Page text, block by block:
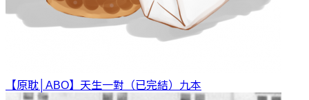
【原耽│ABO】天生一對（已完結） 九本